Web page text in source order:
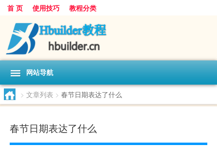
首 页 使用技巧 教程分类
网站导航
> 文章列表 > 春节日期表达了什么
春节日期表达了什么